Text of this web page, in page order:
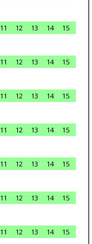
11 12 13 14
15
11 12 13 14
15
11 12 13 14
15
11 12 13 14
15
11 12 13 14
15
11 12 13 14
15
11 12 13 14
15